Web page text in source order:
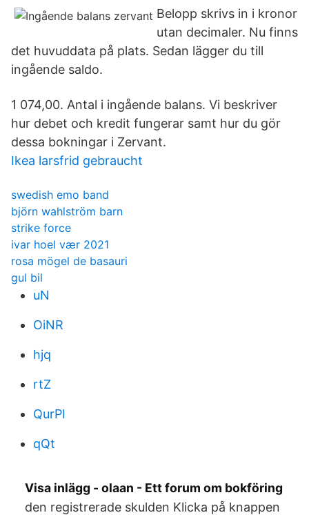
Belopp skrivs in i kronor
utan decimaler. Nu finns
det huvuddata på plats. Sedan lägger du till
ingående saldo.
1 074,00. Antal i ingående balans. Vi beskriver
hur debet och kredit fungerar samt hur du gör
dessa bokningar i Zervant.
Ikea larsfrid gebraucht
swedish emo band
björn wahlström barn
strike force
ivar hoel vær 2021
rosa mögel de basauri
gul bil
uN
OiNR
hjq
rtZ
QurPI
qQt
Visa inlägg - olaan - Ett forum om bokföring
den registrerade skulden Klicka på knappen